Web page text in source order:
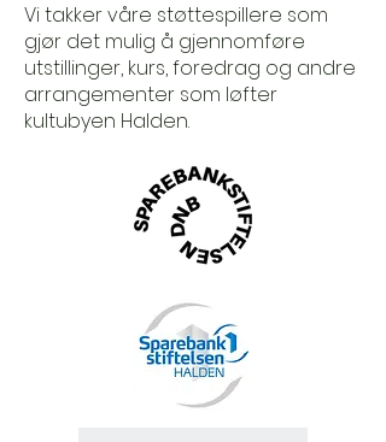
Vi takker våre støttespillere som
gjør det mulig å gjennomføre
utstillinger, kurs, foredrag og andre
arrangementer som løfter
kultubyen Halden.